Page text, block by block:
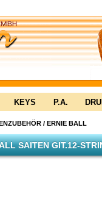
KEYS P.A.
/ ERNIE BALL
SAITEN GIT.12-